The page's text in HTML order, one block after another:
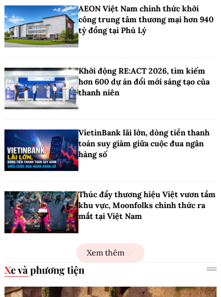
AEON Việt Nam chính thức khởi
công trung tâm thương mại hơn 940
tỷ đồng tại Phủ Lý
Khởi động RE:ACT 2026, tìm kiếm
hơn 600 dự án đổi mới sáng tạo của
thanh niên
VietinBank lãi lớn, dòng tiền thanh
toán suy giảm giữa cuộc đua ngân
hàng số
Thúc đẩy thương hiệu Việt vươn tầm
khu vực, Moonfolks chính thức ra
mắt tại Việt Nam
Xem thêm
Xe và phương tiện